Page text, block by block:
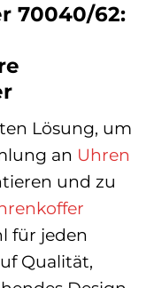
70040/62:
Lösung, um
an Uhren
und zu
für jeden
Qualität,